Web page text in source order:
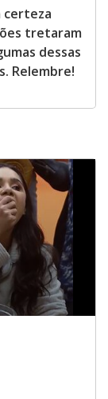
certeza
tretaram
dessas
Relembre!